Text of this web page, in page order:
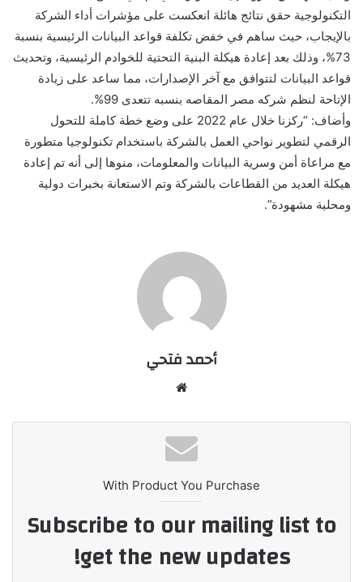
التكنولوجية حقق نتائج هائلة انعكست على مؤشرات أداء الشركة
بالإيجاب، حيث ساهم في خفض تكلفة قواعد البيانات الرئيسية بنسبة
73%، وذلك بعد إعادة هيكلة البنية التحتية للخوادم الرئيسية، وتحديث
قواعد البيانات لتتوافق مع آخر الإصدارات، مما ساعد على زيادة
الإتاحة لنظم شركه مصر المقاصه بنسبه تتعدى 99%.
وأضاف: “ركزنا خلال عام 2022 على وضع خطة كاملة للتحول
الرقمي لتطوير نواحي العمل بالشركة باستخدام تكنولوجيا متطورة
مع مراعاة أمن وسرية البيانات والمعلومات، منوها إلى أنه تم إعادة
هيكلة العديد من القطاعات بالشركة وتم الاستعانة بخبرات دولية
ومحلية مشهودة”.
أحمد فتحي
With Product You Purchase
Subscribe to our mailing list to
get the new updates!